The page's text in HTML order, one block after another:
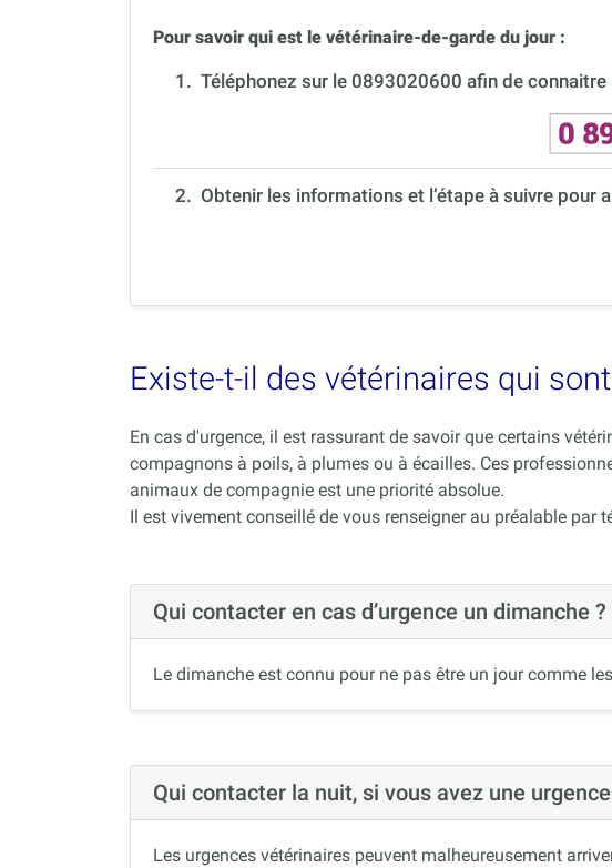
Pour savoir qui est le vétérinaire-de-garde du jour :
1. Téléphonez sur le 0893020600 afin de
2. Obtenir les informations et l’étape à suivre pour
Existe-t-il des vétérinaires qui
En cas d'urgence, il est rassurant de savoir que certains
compagnons à poils, à plumes ou à écailles. Ces
animaux de compagnie est une priorité absolue.
Il est vivement conseillé de vous renseigner au préalable par
Qui contacter en cas d’urgence un dimanche ?
Le dimanche est connu pour ne pas être un jour comme
Qui contacter la nuit, si vous avez une
Les urgences vétérinaires peuvent malheureusement